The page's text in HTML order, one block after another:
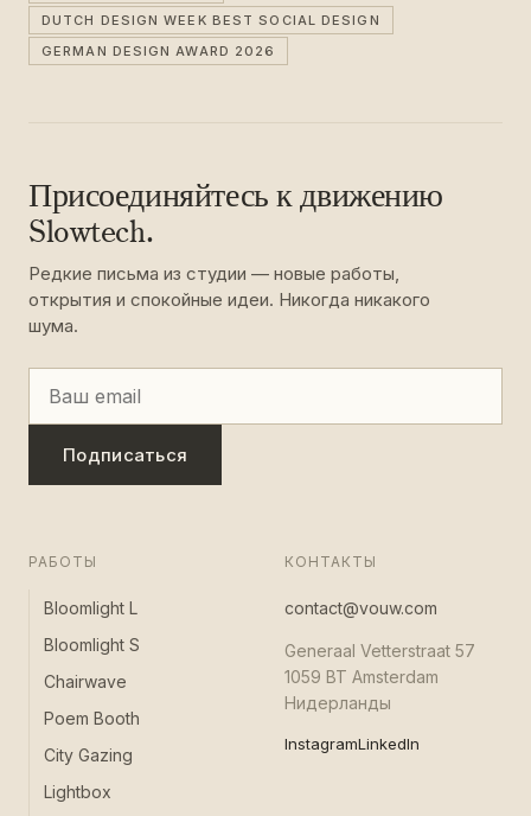
DUTCH DESIGN WEEK BEST SOCIAL DESIGN
GERMAN DESIGN AWARD 2026
Присоединяйтесь к движению
Slowtech.
Редкие письма из студии — новые работы,
открытия и спокойные идеи. Никогда никакого
шума.
Подписаться
РАБОТЫ
Bloomlight L
Bloomlight S
Chairwave
Poem Booth
City Gazing
Lightbox
КОНТАКТЫ
contact@vouw.com
Generaal Vetterstraat 57
1059 BT Amsterdam
Нидерланды
InstagramLinkedIn